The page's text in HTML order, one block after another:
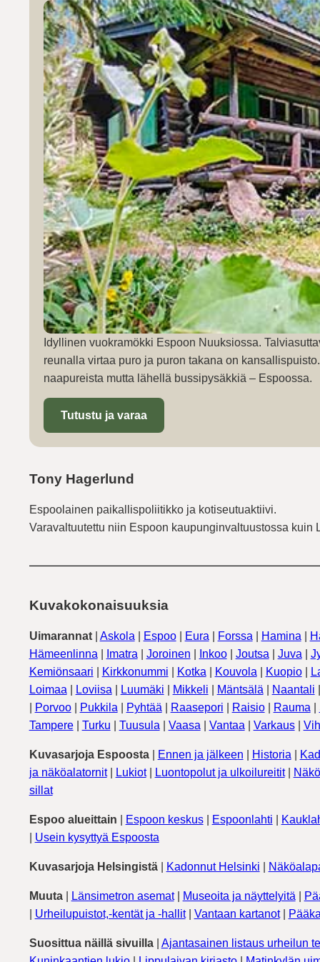
Idyllinen vuokramökki Espoon Nuuksiossa.
reunalla virtaa puro ja puron takana on
naapureista mutta lähellä bussipysäkkiä – Espoossa.
Tutustu ja varaa
Tony Hagerlund
Espoolainen paikallispoliitikko ja kotiseutuaktiivi.
Varavaltuutettu niin Espoon kaupunginvaltuustossa
Kuvakokonaisuuksia
Uimarannat| Askola Espoo| Eura Forssa Hamina
Hämeenlinna
Imatra Joroinen Inkoo| Joutsa Juva
Kemiönsaari
Kirkkonummi Kotka Kouvola Kuopio|
Loimaa
Loviisa Luumäki Mikkeli Mäntsälä Naantali
Porvoo| Pukkila Pyhtää Raasepori Raisio| Rauma
Tampere| Turku Tuusula Vaasa Vantaa Varkaus|
Kuvasarjoja Espoosta| Ennen ja jälkeen Historia
ja näköalatornit| Lukiot| Luontopolut ja ulkoilureitit|
sillat
Espoo alueittain Espoon keskus| Espoonlahti
Usein kysyttyä Espoosta
Kuvasarjoja Helsingistä| Kadonnut Helsinki
Muuta| Länsimetron asemat| Museoita ja näyttelyitä
Urheilupuistot,-kentät ja -hallit| Vantaan kartanot|
Suosittua näillä sivuilla| Ajantasainen listaus urheilun